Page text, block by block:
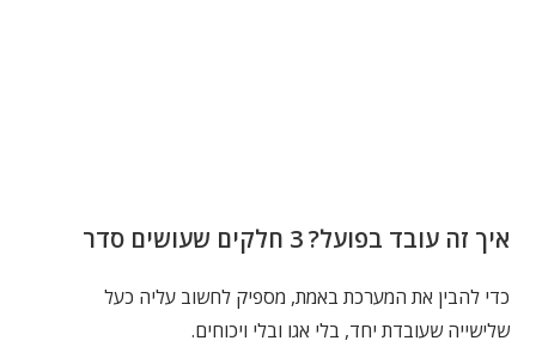
איך זה עובד בפועל? 3 חלקים שעושים סדר
כדי להבין את המערכת באמת, מספיק לחשוב עליה כעל
שלישייה שעובדת יחד, בלי אגו ובלי ויכוחים.